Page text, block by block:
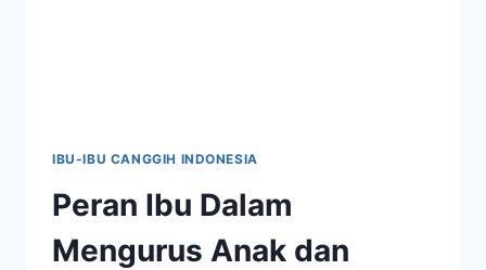
IBU-IBU CANGGIH INDONESIA
Peran Ibu Dalam
Mengurus Anak dan